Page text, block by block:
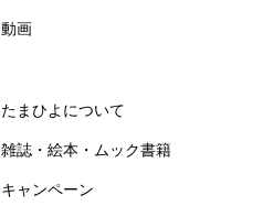
動画
たまひよについて
雑誌・絵本・ムック書籍
キャンペーン